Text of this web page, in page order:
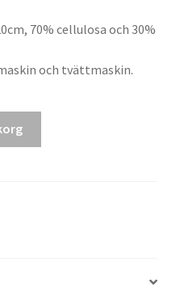
70% cellulosa och 30%
och tvättmaskin.